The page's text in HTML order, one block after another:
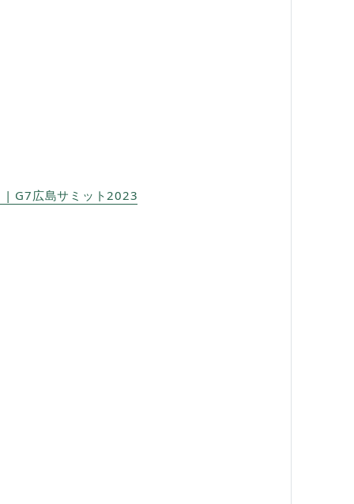
| G7広島サミット2023